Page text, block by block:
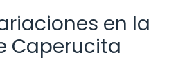
en la
Caperucita